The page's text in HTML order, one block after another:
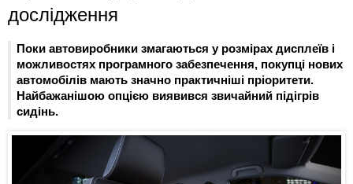
дослідження
Поки автовиробники змагаються у розмірах дисплеїв і
можливостях програмного забезпечення, покупці нових
автомобілів мають значно практичніші пріоритети.
Найбажанішою опцією виявився звичайний підігрів
сидінь.